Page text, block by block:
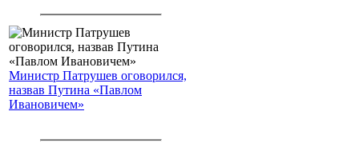
Министр Патрушев оговорился,
назвав Путина «Павлом
Ивановичем»